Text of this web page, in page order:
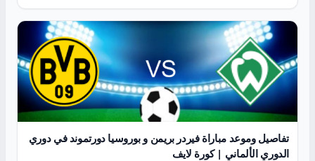
تفاصيل وموعد مباراة فيردر بريمن و بوروسيا دورتموند في دوري
الدوري الألماني | كورة لايف